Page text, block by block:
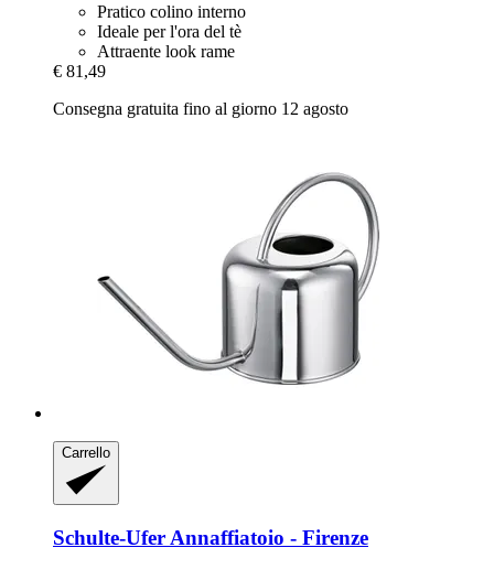
Pratico colino interno
Ideale per l'ora del tè
Attraente look rame
€ 81,49
Consegna gratuita fino al giorno 12 agosto
Carrello
Schulte-Ufer Annaffiatoio -​ Firenze